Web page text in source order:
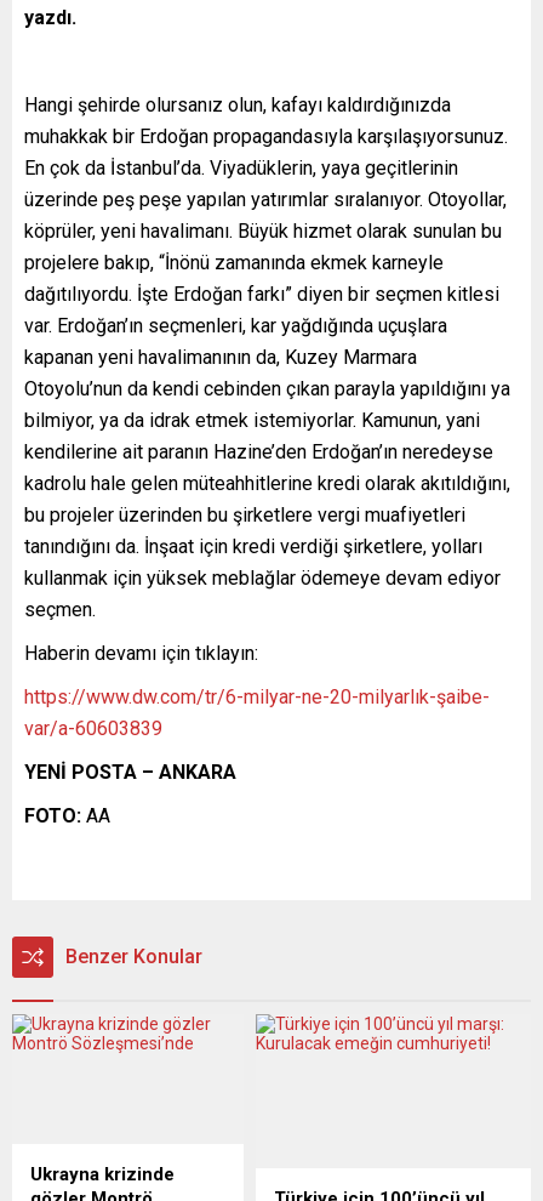
yazdı.
Hangi şehirde olursanız olun, kafayı kaldırdığınızda
muhakkak bir Erdoğan propagandasıyla karşılaşıyorsunuz.
En çok da İstanbul’da. Viyadüklerin, yaya geçitlerinin
üzerinde peş peşe yapılan yatırımlar sıralanıyor. Otoyollar,
köprüler, yeni havalimanı. Büyük hizmet olarak sunulan bu
projelere bakıp, “İnönü zamanında ekmek karneyle
dağıtılıyordu. İşte Erdoğan farkı” diyen bir seçmen kitlesi
var. Erdoğan’ın seçmenleri, kar yağdığında uçuşlara
kapanan yeni havalimanının da, Kuzey Marmara
Otoyolu’nun da kendi cebinden çıkan parayla yapıldığını ya
bilmiyor, ya da idrak etmek istemiyorlar. Kamunun, yani
kendilerine ait paranın Hazine’den Erdoğan’ın neredeyse
kadrolu hale gelen müteahhitlerine kredi olarak akıtıldığını,
bu projeler üzerinden bu şirketlere vergi muafiyetleri
tanındığını da. İnşaat için kredi verdiği şirketlere, yolları
kullanmak için yüksek meblağlar ödemeye devam ediyor
seçmen.
Haberin devamı için tıklayın:
https://www.dw.com/tr/6-milyar-ne-20-milyarlık-şaibe-
var/a-60603839
YENİ POSTA – ANKARA
FOTO: AA
Benzer Konular
Ukrayna krizinde